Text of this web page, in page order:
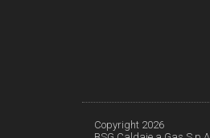
Copyright 2026